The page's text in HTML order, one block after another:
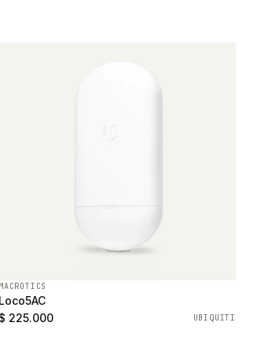
MACROTICS
Loco5AC
$ 225.000
UBIQUITI